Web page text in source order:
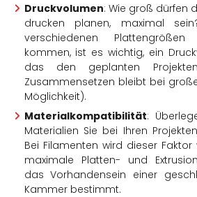
Druckvolumen: Wie groß dürfen
drucken planen, maximal
verschiedenen
kommen, ist es wichtig, ein
das den geplanten
Zusammensetzen bleibt bei
Möglichkeit).
Materialkompatibilität:
Materialien Sie bei Ihren
Bei Filamenten wird dieser
maximale Platten- und
das Vorhandensein einer
Kammer bestimmt.